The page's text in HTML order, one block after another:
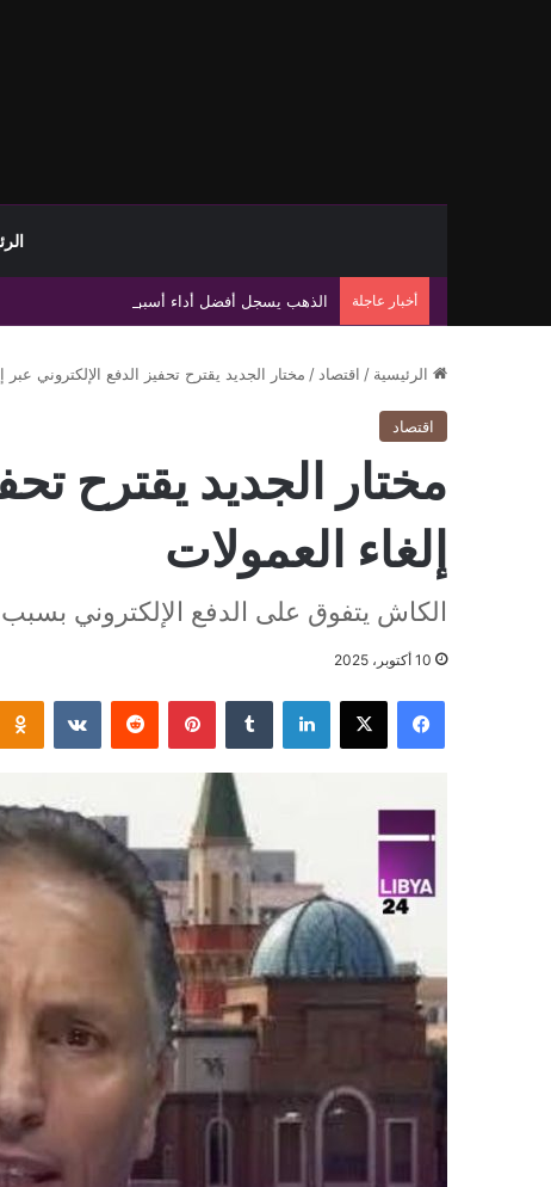
أخبار عاجلة الذهب يسجل أفضل أداء أسبوعي في سبعة أشهر
الرئيسية / اقتصاد / مختار الجديد يقترح تحفيز الدفع الإلكتروني عبر
اقتصاد
مختار الجديد يقترح
إلغاء العمولات
الكاش يتفوق على الدفع الإلكتروني
10 أكتوبر، 2025
فيسبوك ‫X لينكدإن بينتيريست